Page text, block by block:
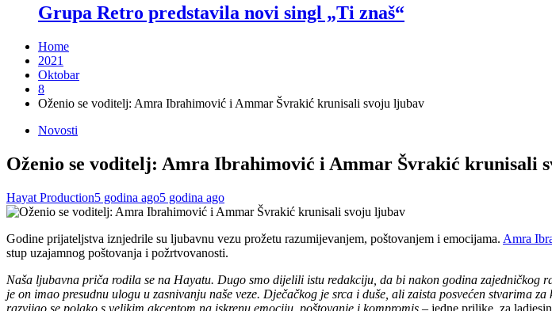
Grupa Retro predstavila novi singl „Ti znaš“
Home
2021
Oktobar
8
Oženio se voditelj: Amra Ibrahimović i Ammar Švrakić krunisali svoju ljubav
Novosti
Oženio se voditelj: Amra Ibrahimović i Ammar Švrakić krunisali
Hayat Production5 godina ago5 godina ago
Godine prijateljstva iznjedrile su ljubavnu vezu prožetu razumijevanjem, poštovanjem i emocijama. Amra
stup uzajamnog poštovanja i požrtvovanosti.
Naša ljubavna priča rodila se na Hayatu. Dugo smo dijelili istu redakciju, da bi nakon godina
je on imao presudnu ulogu u zasnivanju naše veze. Dječačkog je srca i duše, ali zaista posvećen stvarima